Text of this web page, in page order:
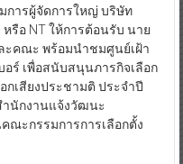
ารผู้จัดการใหญ่ บริษัท
รือ NT ให้การต้อนรับ นาย
ะคณะ พร้อมนำชมศูนย์เฝ้า
ร์ เพื่อสนับสนุนภารกิจเลือก
เสียงประชามติ ประจำปี
สำนักงานแจ้งวัฒนะ
ณะกรรมการการเลือกตั้ง